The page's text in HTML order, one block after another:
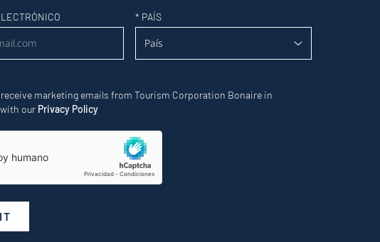
* PAÍS
receive marketing emails from Tourism Corporation Bonaire in
our Privacy Policy